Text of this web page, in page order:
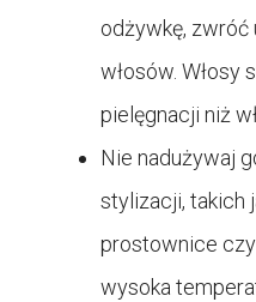
odżywkę, zwróć
włosów. Włosy
pielęgnacji niż
Nie nadużywaj
stylizacji, takich
prostownice
wysoka